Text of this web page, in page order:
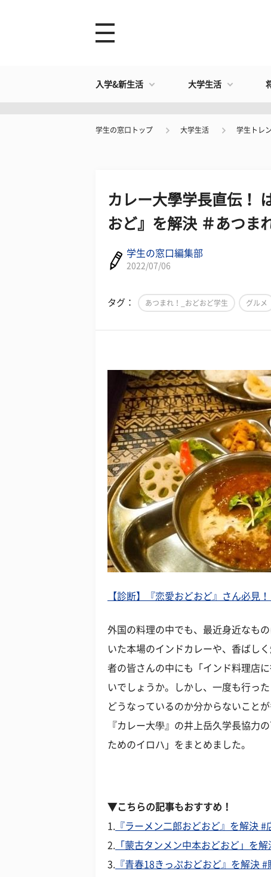
入学&新生活 大学生活
学生の窓口トップ 大学生活 学生トレ
カレー大學学長直伝！
おど』を解決 ＃あつま
学生の窓口編集部
2022/07/06
タグ： あつまれ！_おどおど学生 グルメ
【診断】『恋愛おどおど』さん必見
外国の料理の中でも、最近身近なも
いた本場のインドカレーや、香ばし
者の皆さんの中にも「インド料理店
いでしょうか。しかし、一度も行っ
どうなっているのか分からないこと
『カレー大學』の井上岳久学長協力
ためのイロハ」をまとめました。
▼こちらの記事もおすすめ！
1.
『ラーメン二郎おどおど』を解決
2.
「蒙古タンメン中本おどおど」を解
3.
『青春18きっぷおどおど』を解決 #